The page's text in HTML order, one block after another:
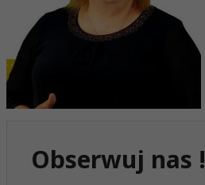
Obserwuj nas !